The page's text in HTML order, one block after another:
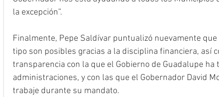
la excepción”.
Finalmente, Pepe Saldívar puntualizó nuevamente
tipo son posibles gracias a la disciplina financiera, así
transparencia con la que el Gobierno de Guadalupe
administraciones, y con las que el Gobernador David
trabaje durante su mandato.